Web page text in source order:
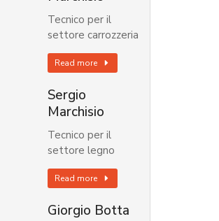
Tecnico per il
settore carrozzeria
Read more
Sergio
Marchisio
Tecnico per il
settore legno
Read more
Giorgio Botta